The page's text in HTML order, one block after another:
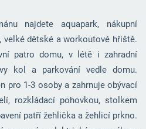
najdete aquapark, nákupní
dětské a workoutové hřiště.
patro domu, v létě i zahradní
kol a parkování vedle domu.
pro 1-3 osoby a zahrnuje obývací
rozkládací pohovkou, stolkem
patří žehlička a žehlicí prkno.